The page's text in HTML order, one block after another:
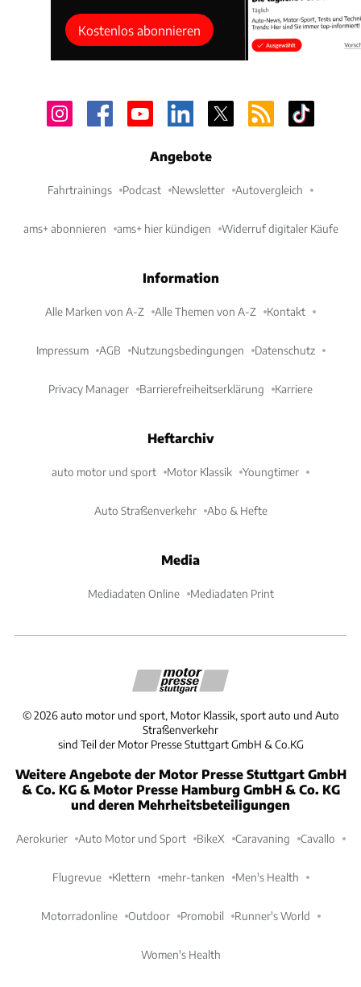
Kostenlos abonnieren
Angebote
Fahrtrainings Podcast Newsletter Autovergleich
ams+ abonnieren ams+ hier kündigen Widerruf digitaler Käufe
Information
Alle Marken von A-Z Alle Themen von A-Z Kontakt
Impressum AGB Nutzungsbedingungen Datenschutz
Privacy Manager Barrierefreiheitserklärung Karriere
Heftarchiv
auto motor und sport Motor Klassik Youngtimer
Auto Straßenverkehr Abo & Hefte
Media
Mediadaten Online Mediadaten Print
©2026 auto motor und sport, Motor Klassik, sport auto und Auto
Straßenverkehr
sind Teil der Motor Presse Stuttgart GmbH & Co.KG
Weitere Angebote der Motor Presse Stuttgart GmbH
& Co. KG & Motor Presse Hamburg GmbH & Co. KG
und deren Mehrheitsbeteiligungen
Aerokurier Auto Motor und Sport BikeX Caravaning Cavallo
Flugrevue Klettern mehr-tanken Men's Health
Motorradonline Outdoor Promobil Runner's World
Women's Health